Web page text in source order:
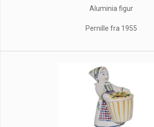
Aluminia figur
Pernille fra 1955